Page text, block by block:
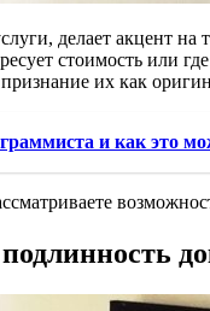
делает акцент
стоимость или
их как
и как это